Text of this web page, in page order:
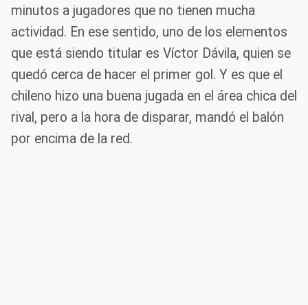
minutos a jugadores que no tienen mucha
actividad. En ese sentido, uno de los elementos
que está siendo titular es Víctor Dávila, quien se
quedó cerca de hacer el primer gol. Y es que el
chileno hizo una buena jugada en el área chica del
rival, pero a la hora de disparar, mandó el balón
por encima de la red.